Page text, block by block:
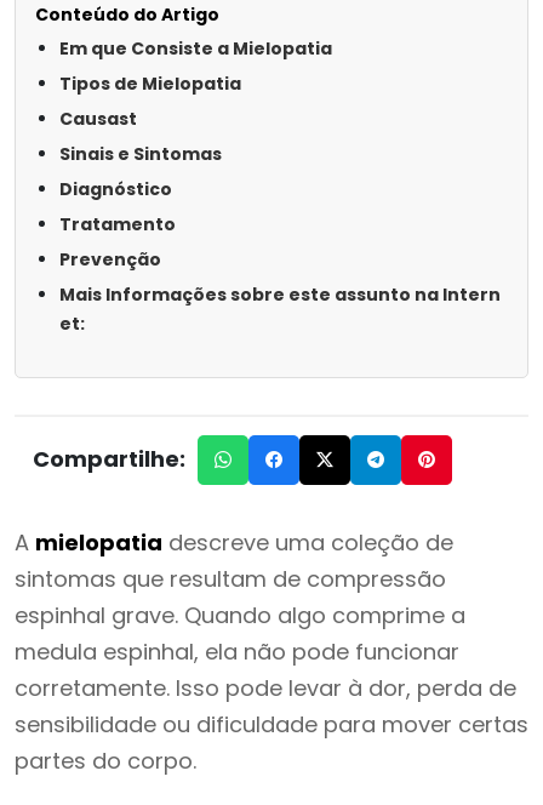
Conteúdo do Artigo
Em que Consiste a Mielopatia
Tipos de Mielopatia
Causast
Sinais e Sintomas
Diagnóstico
Tratamento
Prevenção
Mais Informações sobre este assunto na Intern
et:
Compartilhe:
A mielopatia descreve uma coleção de
sintomas que resultam de compressão
espinhal grave. Quando algo comprime a
medula espinhal, ela não pode funcionar
corretamente. Isso pode levar à dor, perda de
sensibilidade ou dificuldade para mover certas
partes do corpo.